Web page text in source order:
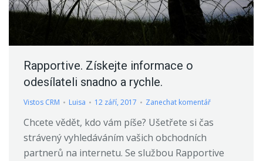
Rapportive. Získejte informace o
odesílateli snadno a rychle.
Vistos CRM Luisa 12 září, 2017 Zanechat komentář
Chcete vědět, kdo vám píše? Ušetřete si čas
strávený vyhledáváním vašich obchodních
partnerů na internetu. Se službou Rapportive